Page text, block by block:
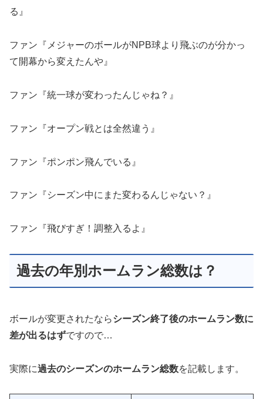
る』
ファン『メジャーのボールがNPB球より飛ぶのが分かっ
て開幕から変えたんや』
ファン『統一球が変わったんじゃね？』
ファン『オープン戦とは全然違う』
ファン『ポンポン飛んでいる』
ファン『シーズン中にまた変わるんじゃない？』
ファン『飛びすぎ！調整入るよ』
過去の年別ホームラン総数は？
ボールが変更されたならシーズン終了後のホームラン数に
差が出るはずですので…
実際に過去のシーズンのホームラン総数を記載します。